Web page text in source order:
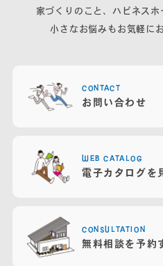
〒840-
佐賀県佐賀市大
営業時間：8:00～18:00 /
家づくりのこと、ハピネス
小さなお悩みもお気軽に
CONTACT
お問い合わせ
WEB CATALOG
電子カタログを
CONSULTATION
無料相談を予約